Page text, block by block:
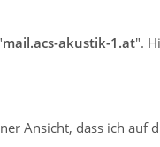
mail.acs-akustik-1.at".
Ansicht, dass ich auf